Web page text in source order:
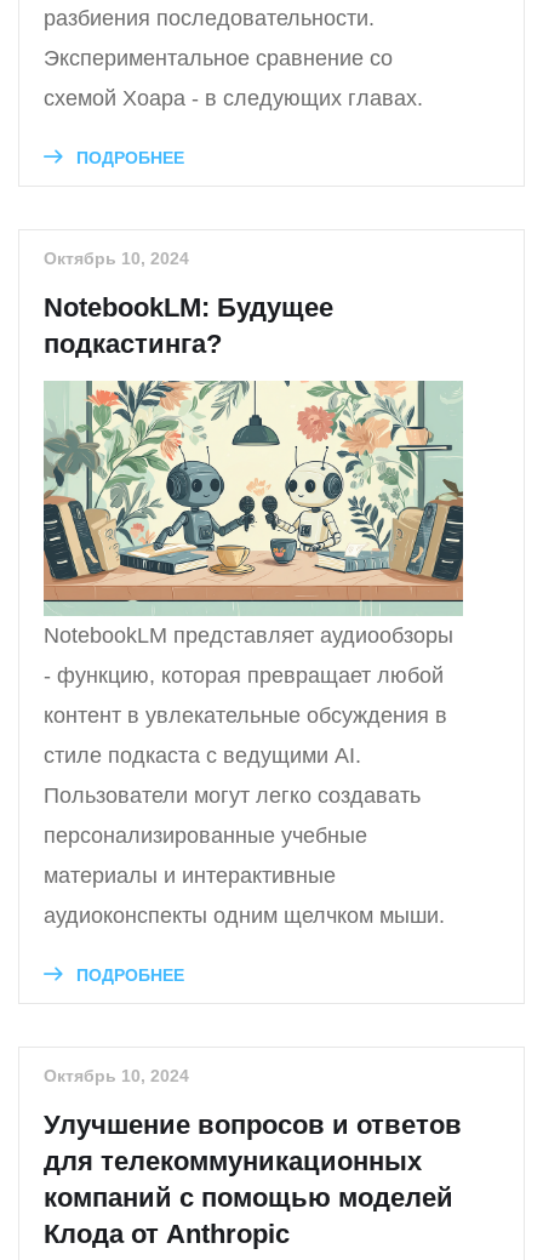
разбиения последовательности.
Экспериментальное сравнение со
схемой Хоара - в следующих главах.
ПОДРОБНЕЕ
Октябрь 10, 2024
NotebookLM: Будущее
подкастинга?
NotebookLM представляет аудиообзоры
- функцию, которая превращает любой
контент в увлекательные обсуждения в
стиле подкаста с ведущими AI.
Пользователи могут легко создавать
персонализированные учебные
материалы и интерактивные
аудиоконспекты одним щелчком мыши.
ПОДРОБНЕЕ
Октябрь 10, 2024
Улучшение вопросов и ответов
для телекоммуникационных
компаний с помощью моделей
Клода от Anthropic